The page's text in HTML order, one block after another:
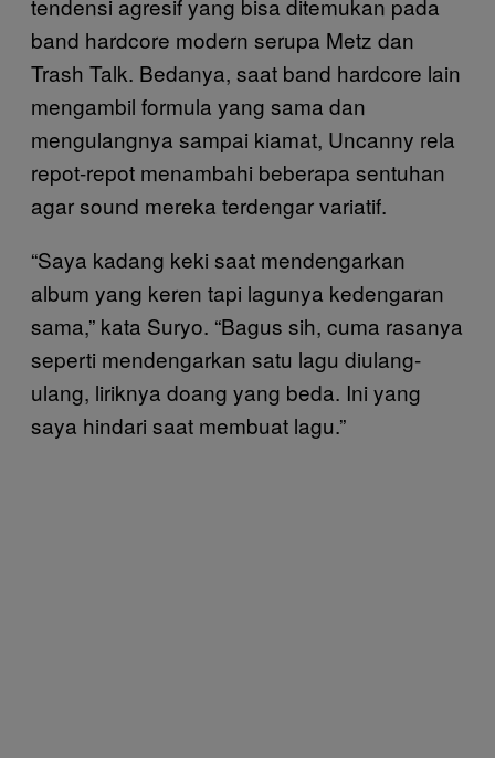
band hardcore modern serupa Metz dan
Trash Talk. Bedanya, saat band hardcore lain
mengambil formula yang sama dan
mengulangnya sampai kiamat, Uncanny rela
repot-repot menambahi beberapa sentuhan
agar sound mereka terdengar variatif.
“Saya kadang keki saat mendengarkan
album yang keren tapi lagunya kedengaran
sama,” kata Suryo. “Bagus sih, cuma rasanya
seperti mendengarkan satu lagu diulang-
ulang, liriknya doang yang beda. Ini yang
saya hindari saat membuat lagu.”